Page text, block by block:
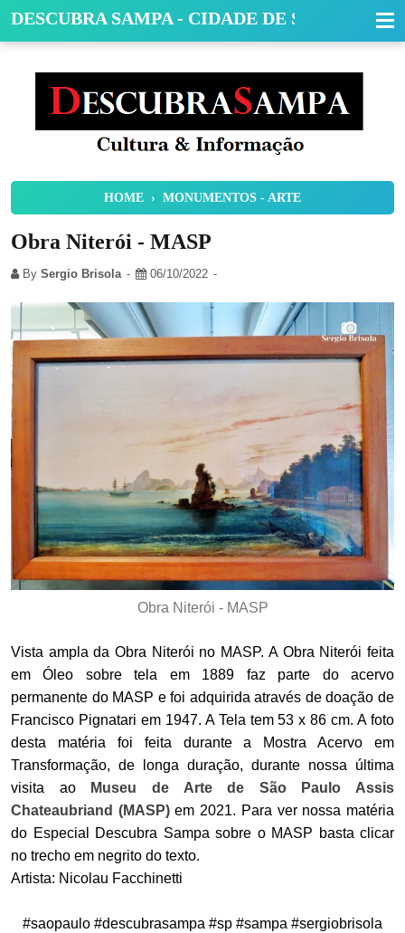
DESCUBRA SAMPA - CIDADE DE SÃO PAULO
HOME › MONUMENTOS - ARTE
Obra Niterói - MASP
By Sergio Brisola 06/10/2022
Obra Niterói - MASP
Vista ampla da Obra Niterói no MASP. A Obra Niterói feita
em Óleo sobre tela em 1889 faz parte do acervo
permanente do MASP e foi adquirida através de doação de
Francisco Pignatari em 1947. A Tela tem 53 x 86 cm. A foto
desta matéria foi feita durante a Mostra Acervo em
Transformação, de longa duração, durante nossa última
visita ao
Museu de Arte de São Paulo Assis
Chateaubriand (MASP)em 2021. Para ver nossa matéria
do Especial Descubra Sampa sobre o MASP basta clicar
no trecho em negrito do texto.
Artista: Nicolau Facchinetti
#saopaulo #descubrasampa #sp #sampa #sergiobrisola